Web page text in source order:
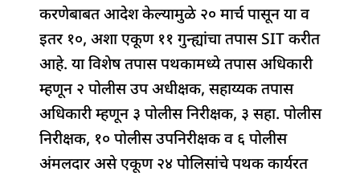
करणेबाबत आदेश केल्यामुळे २० मार्च पासून या व
इतर १०, अशा एकूण ११ गुन्ह्यांचा तपास SIT करीत
आहे. या विशेष तपास पथकामध्ये तपास अधिकारी
म्हणून २ पोलीस उप अधीक्षक, सहाय्यक तपास
अधिकारी म्हणून ३ पोलीस निरीक्षक, ३ सहा. पोलीस
निरीक्षक, १० पोलीस उपनिरीक्षक व ६ पोलीस
अंमलदार असे एकूण २४ पोलिसांचे पथक कार्यरत